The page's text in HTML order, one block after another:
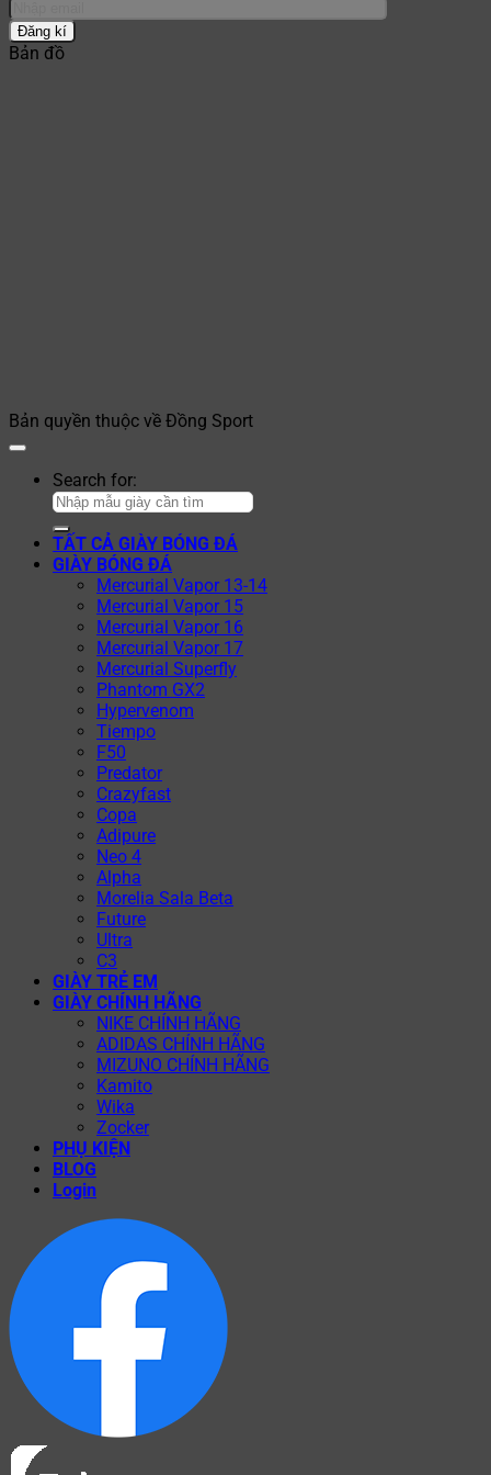
Bản đồ
Bản quyền thuộc về Đồng Sport
Search for:
TẤT CẢ GIÀY BÓNG ĐÁ
GIÀY BÓNG ĐÁ
Mercurial Vapor 13-14
Mercurial Vapor 15
Mercurial Vapor 16
Mercurial Vapor 17
Mercurial Superfly
Phantom GX2
Hypervenom
Tiempo
F50
Predator
Crazyfast
Copa
Adipure
Neo 4
Alpha
Morelia Sala Beta
Future
Ultra
C3
GIÀY TRẺ EM
GIÀY CHÍNH HÃNG
NIKE CHÍNH HÃNG
ADIDAS CHÍNH HÃNG
MIZUNO CHÍNH HÃNG
Kamito
Wika
Zocker
PHỤ KIỆN
BLOG
Login